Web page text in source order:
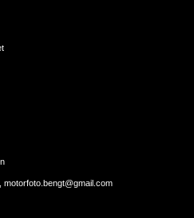
motorfoto.bengt@gmail.com